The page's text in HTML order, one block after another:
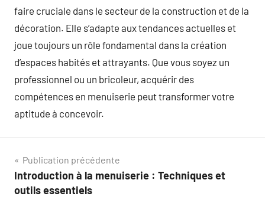
faire cruciale dans le secteur de la construction et de la
décoration. Elle s’adapte aux tendances actuelles et
joue toujours un rôle fondamental dans la création
d’espaces habités et attrayants. Que vous soyez un
professionnel ou un bricoleur, acquérir des
compétences en menuiserie peut transformer votre
aptitude à concevoir.
Navigation
de
Publication précédente
Introduction à la menuiserie : Techniques et
outils essentiels